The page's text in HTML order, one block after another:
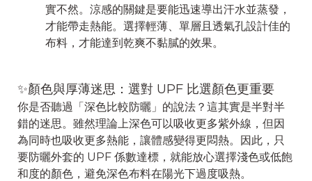
實不然。涼感的關鍵是要能迅速導出汗水並蒸發，
才能帶走熱能。選擇輕薄、單層且透氣孔設計佳的
布料，才能達到乾爽不黏膩的效果。
✨顏色與厚薄迷思：選對 UPF 比選顏色更重要
你是否聽過「深色比較防曬」的說法？這其實是半對半
錯的迷思。雖然理論上深色可以吸收更多紫外線，但因
為同時也吸收更多熱能，讓體感變得更悶熱。因此，只
要防曬外套的 UPF 係數達標，就能放心選擇淺色或低飽
和度的顏色，避免深色布料在陽光下過度吸熱。